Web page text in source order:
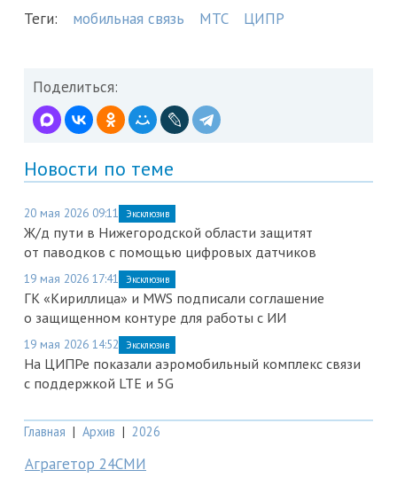
Теги: мобильная связь МТС ЦИПР
Поделиться:
Новости по теме
20 мая 2026 09:11 Эксклюзив
Ж/д пути в Нижегородской области защитят
от паводков с помощью цифровых датчиков
19 мая 2026 17:41 Эксклюзив
ГК «Кириллица» и MWS подписали соглашение
о защищенном контуре для работы с ИИ
19 мая 2026 14:52 Эксклюзив
На ЦИПРе показали аэромобильный комплекс связи
с поддержкой LTE и 5G
Главная | Архив | 2026
Аграгетор 24СМИ